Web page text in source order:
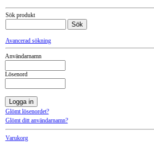
Sök produkt
Avancerad sökning
Användarnamn
Lösenord
Glömt lösenordet?
Glömt ditt användarnamn?
Varukorg